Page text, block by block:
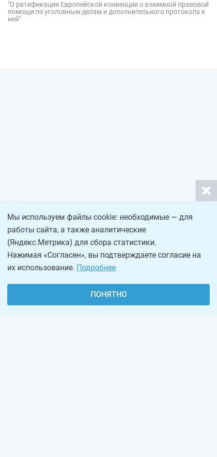
"О ратификации Европейской конвенции о взаимной правовой
помощи по уголовным делам и дополнительного протокола к
ней"
Мы используем файлы cookie: необходимые — для
работы сайта, а также аналитические
(Яндекс.Метрика) для сбора статистики.
Нажимая «Согласен», вы подтверждаете согласие на
их использование. Подробнее
ПОНЯТНО